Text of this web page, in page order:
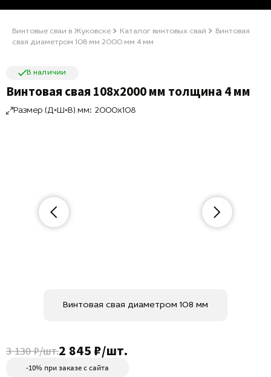
Винтовые сваи в Жуковске Каталог винтовых свай
Винтовая
свая диаметром 108 мм 2000 мм 4 мм
В наличии
Винтовая свая 108х2000 мм толщина 4 мм
Размер (Д×Ш×В) мм: 2000x108
3 130 ₽/шт.2 845 ₽/шт.
-10% при заказе с сайта
Винтовая свая диаметром 108 мм